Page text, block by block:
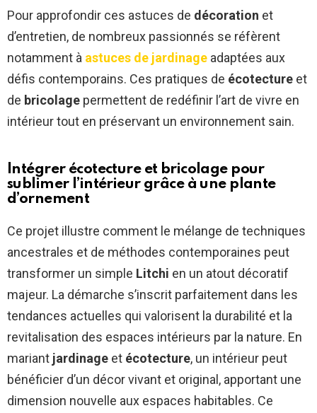
Pour approfondir ces astuces de décoration et
d’entretien, de nombreux passionnés se réfèrent
notamment à astuces de jardinage adaptées aux
défis contemporains. Ces pratiques de écotecture et
de bricolage permettent de redéfinir l’art de vivre en
intérieur tout en préservant un environnement sain.
Intégrer écotecture et bricolage pour
sublimer l’intérieur grâce à une plante
d’ornement
Ce projet illustre comment le mélange de techniques
ancestrales et de méthodes contemporaines peut
transformer un simple Litchi en un atout décoratif
majeur. La démarche s’inscrit parfaitement dans les
tendances actuelles qui valorisent la durabilité et la
revitalisation des espaces intérieurs par la nature. En
mariant jardinage et écotecture, un intérieur peut
bénéficier d’un décor vivant et original, apportant une
dimension nouvelle aux espaces habitables. Ce